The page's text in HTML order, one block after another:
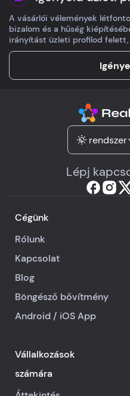
A vásárlói vélemények
bizalom és a hűség
irányítást üzleti profilod
rendszer
Lépj
Cégünk
Rólunk
Kapcsolat
Blog
Böngésző bővítmény
Android / iOSApp
Vállalkozások
számára